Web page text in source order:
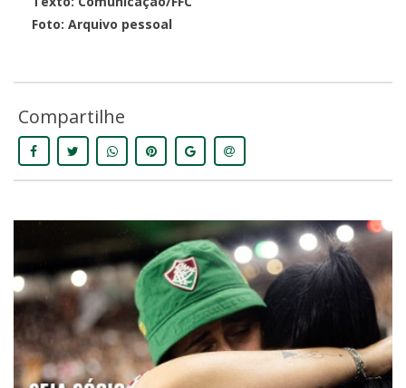
Foto: Arquivo pessoal
Compartilhe